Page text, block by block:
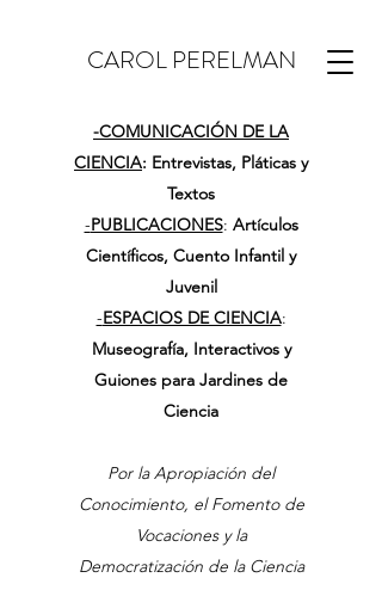
CAROL PERELMAN
-COMUNICACIÓN DE LA
CIENCIA: Entrevistas, Pláticas y
Textos
-PUBLICACIONES: Artículos
Científicos, Cuento Infantil y
Juvenil
-ESPACIOS DE CIENCIA:
Museografía, Interactivos y
Guiones para Jardines de
Ciencia
Por la Apropiación del
Conocimiento, el Fomento de
Vocaciones y la
Democratización de la Ciencia